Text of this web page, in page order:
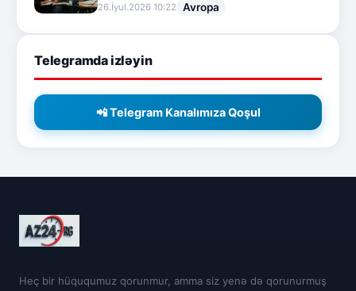
26.İyul.2026 10:22 Avropa
Telegramda izləyin
📲 Telegram Kanalımıza Qoşul
Heç bir hüququmuz qorunmur, amma siz yenə də qorunurmuş